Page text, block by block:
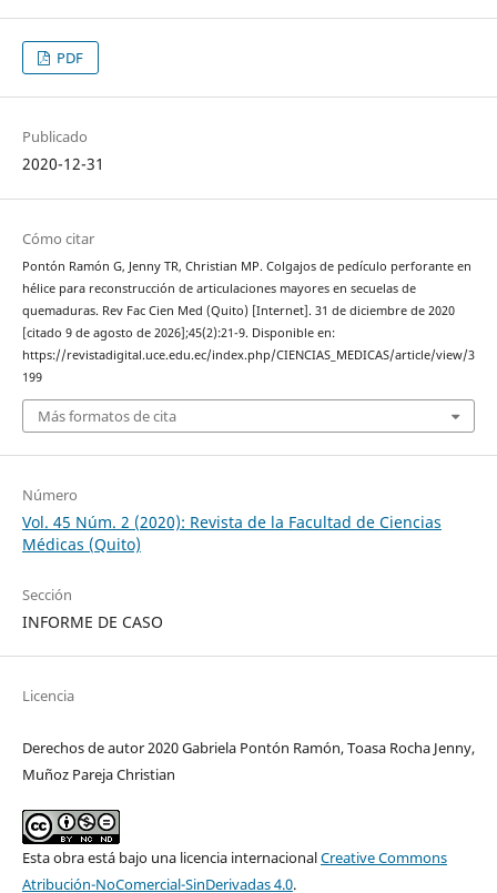
PDF
Publicado
2020-12-31
Cómo citar
Pontón Ramón G, Jenny TR, Christian MP. Colgajos de pedículo perforante en
hélice para reconstrucción de articulaciones mayores en secuelas de
quemaduras. Rev Fac Cien Med (Quito) [Internet]. 31 de diciembre de 2020
[citado 9 de agosto de 2026];45(2):21-9. Disponible en:
https://revistadigital.uce.edu.ec/index.php/CIENCIAS_MEDICAS/article/view/3
199
Más formatos de cita
Número
Vol. 45 Núm. 2 (2020): Revista de la Facultad de Ciencias
Médicas (Quito)
Sección
INFORME DE CASO
Licencia
Derechos de autor 2020 Gabriela Pontón Ramón, Toasa Rocha Jenny,
Muñoz Pareja Christian
Esta obra está bajo una licencia internacionalCreative Commons
Atribución-NoComercial-SinDerivadas 4.0.